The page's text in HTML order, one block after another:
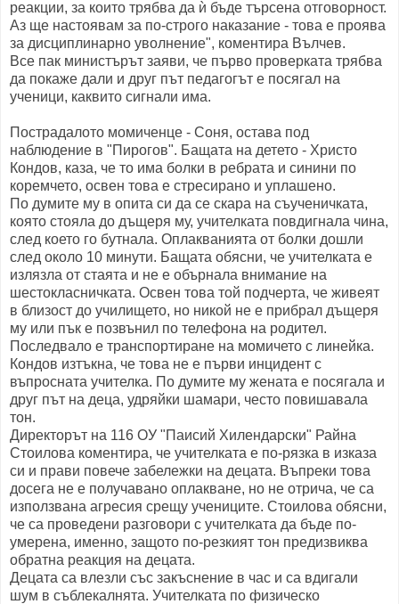
реакции, за които трябва да ѝ бъде търсена отговорност.
Аз ще настоявам за по-строго наказание - това е проява
за дисциплинарно уволнение", коментира Вълчев.
Все пак министърът заяви, че първо проверката трябва
да покаже дали и друг път педагогът е посягал на
ученици, каквито сигнали има.
Пострадалото момиченце - Соня, остава под
наблюдение в "Пирогов". Бащата на детето - Христо
Кондов, каза, че то има болки в ребрата и синини по
коремчето, освен това е стресирано и уплашено.
По думите му в опита си да се скара на съученичката,
която стояла до дъщеря му, учителката повдигнала чина,
след което го бутнала. Оплакванията от болки дошли
след около 10 минути. Бащата обясни, че учителката е
излязла от стаята и не е обърнала внимание на
шестокласничката. Освен това той подчерта, че живеят
в близост до училището, но никой не е прибрал дъщеря
му или пък е позвънил по телефона на родител.
Последвало е транспортиране на момичето с линейка.
Кондов изтъкна, че това не е първи инцидент с
въпросната учителка. По думите му жената е посягала и
друг път на деца, удряйки шамари, често повишавала
тон.
Директорът на 116 ОУ "Паисий Хилендарски" Райна
Стоилова коментира, че учителката е по-рязка в изказа
си и прави повече забележки на децата. Въпреки това
досега не е получавано оплакване, но не отрича, че са
използвана агресия срещу учениците. Стоилова обясни,
че са проведени разговори с учителката да бъде по-
умерена, именно, защото по-резкият тон предизвиква
обратна реакция на децата.
Децата са влезли със закъснение в час и са вдигали
шум в съблекалнята. Учителката по физическо